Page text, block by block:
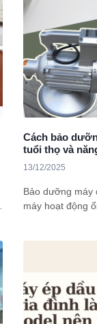
hướng sang tủ
tiết kiệm, vừa
Nhưng thực tế,
giản chỉ là “rẻ
sâu vào tất cả
biết: ưu điểm,
kiểm tra và tiêu
quyết định đúng
Cách bảo
tuổi thọ và
13/12/2025
Bảo dưỡng máy
máy hoạt động